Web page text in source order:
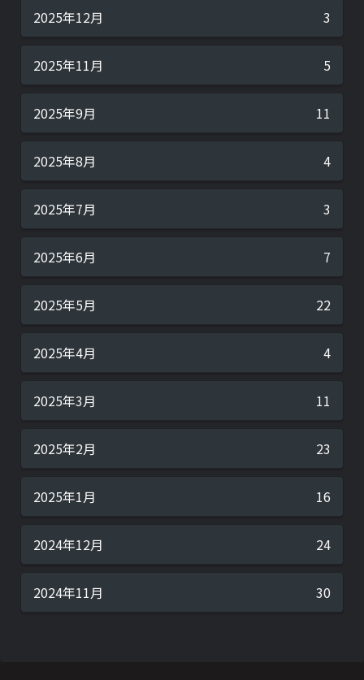
2025年12月 3
2025年11月 5
2025年9月 11
2025年8月 4
2025年7月 3
2025年6月 7
2025年5月 22
2025年4月 4
2025年3月 11
2025年2月 23
2025年1月 16
2024年12月 24
2024年11月 30